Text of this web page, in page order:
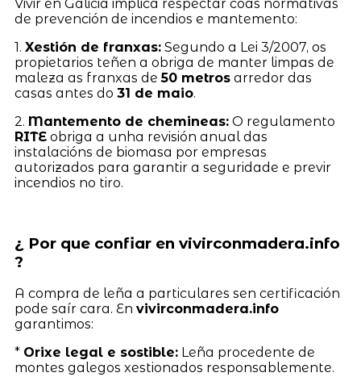
Vivir en Galicia implica respectar coas normativas
de prevención de incendios e mantemento:
1. Xestión de franxas:Segundo a Lei 3/2007, os
propietarios teñen a obriga de manter limpas de
maleza as franxas de50 metrosarredor das
casas antes do 31 de maio.
2. Mantemento de chemineas:O regulamento
RITEobriga a unha revisión anual das
instalacións de biomasa por empresas
autorizados para garantir a seguridade e previr
incendios no tiro.
¿ Por que confiar en vivirconmadera.info
?
A compra de leña a particulares sen certificación
pode saír cara. En vivirconmadera.info
garantimos:
* Orixe legal e sostible:Leña procedente de
montes galegos xestionados responsablemente.